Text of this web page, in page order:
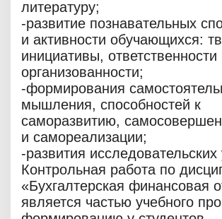
литературу;
-развитие познавательных
и активности обучающихся:
инициативы, ответственности
организованности;
-формирования
мышления, способностей к
саморазвитию,
и самореализации;
-развития
Контрольная работа по
«Бухгалтерская финансовая
является частью учебного